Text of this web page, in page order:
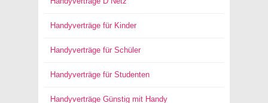
Handyverträge für Kinder
Handyverträge für Schüler
Handyverträge für Studenten
Handyverträge Günstig mit Handy